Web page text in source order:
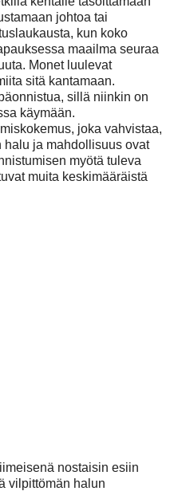
johtoa tai
kun koko
maailma seuraa
Monet luulevat
sitä kantamaan.
sillä niinkin on
käymään.
joka vahvistaa,
ja mahdollisuus ovat
myötä tuleva
muita keskimääräistä
nostaisin esiin
vilpittömän halun